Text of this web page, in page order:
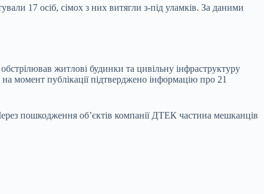
17 осіб, сімох з них витягли з-під уламків. За даними
житлові будинки та цивільну інфраструктуру
момент публікації підтверджено інформацію про 21
пошкодження об’єктів компанії ДТЕК частина мешканців